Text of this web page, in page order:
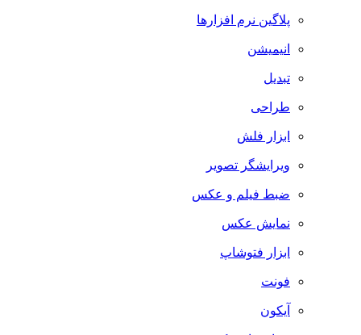
پلاگین نرم افزارها
انیمیشن
تبدیل
طراحی
ابزار فلش
ویرایشگر تصویر
ضبط فيلم و عكس
نمایش عکس
ابزار فتوشاپ
فونت
آیکون